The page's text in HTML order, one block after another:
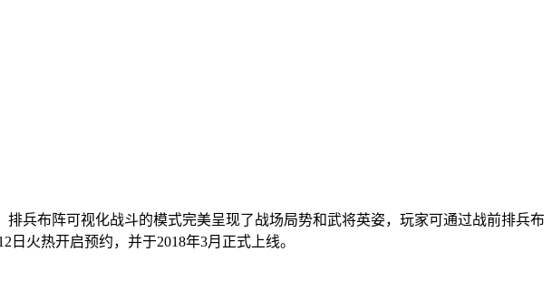
兵布阵可视化战斗的模式完美呈现了战场局势和武将英姿，玩家可通过战前排兵布
火热开启预约，并于2018年3月正式上线。